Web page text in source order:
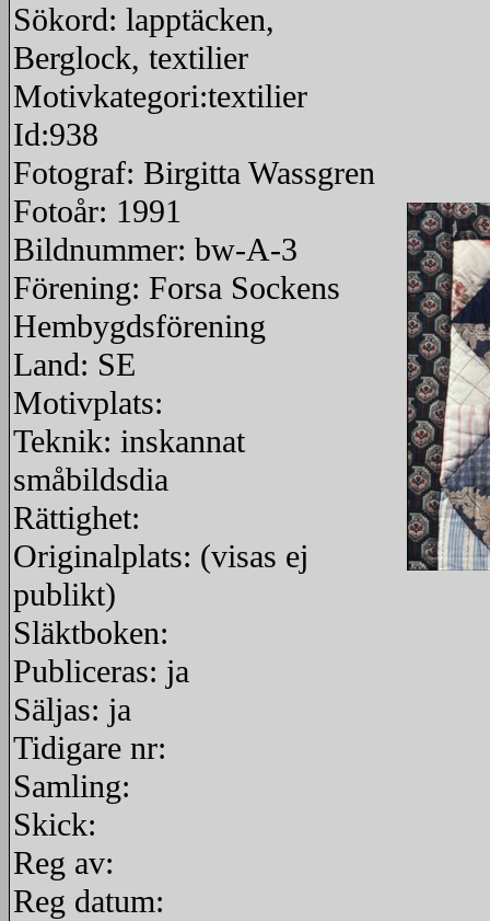
Sökord: lapptäcken,
Berglock, textilier
Motivkategori:textilier
Id:938
Fotograf: Birgitta Wassgren
Fotoår: 1991
Bildnummer: bw-A-3
Förening: Forsa Sockens
Hembygdsförening
Land: SE
Motivplats:
Teknik: inskannat
småbildsdia
Rättighet:
Originalplats: (visas ej
publikt)
Släktboken:
Publiceras: ja
Säljas: ja
Tidigare nr:
Samling:
Skick:
Reg av:
Reg datum: